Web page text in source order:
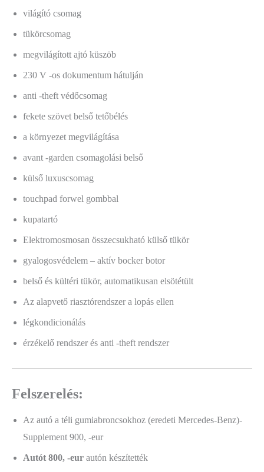
világító csomag
tükörcsomag
megvilágított ajtó küszöb
230 V -os dokumentum hátulján
anti -theft védőcsomag
fekete szövet belső tetőbélés
a környezet megvilágítása
avant -garden csomagolási belső
külső luxuscsomag
touchpad forwel gombbal
kupatartó
Elektromosmosan összecsukható külső tükör
gyalogosvédelem – aktív bocker botor
belső és kültéri tükör, automatikusan elsötétült
Az alapvető riasztórendszer a lopás ellen
légkondicionálás
érzékelő rendszer és anti -theft rendszer
Felszerelés:
Az autó a téli gumiabroncsokhoz (eredeti Mercedes-Benz)-
Supplement 900, -eur
Autót 800, -eurautón készítették